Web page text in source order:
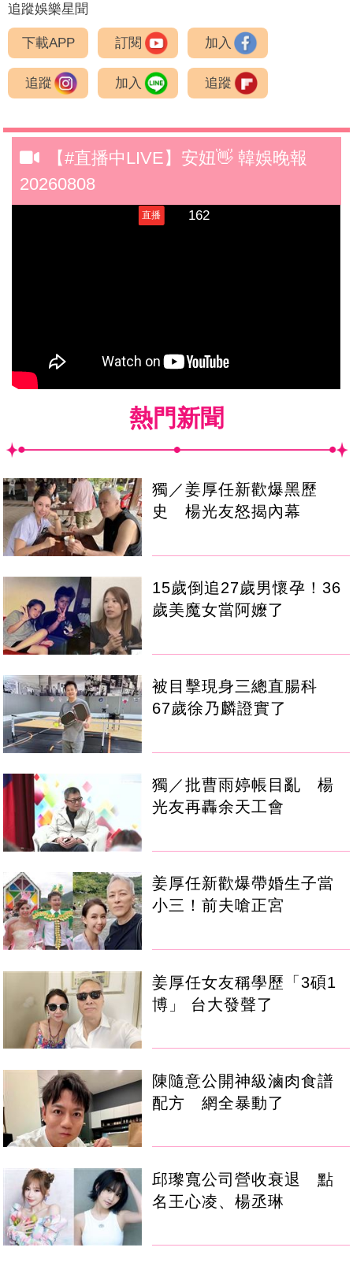
追蹤娛樂星聞
下載APP 訂閱 加入
追蹤 加入 追蹤
【#直播中LIVE】安妞👋 韓娛晚報
20260808
熱門新聞
獨／姜厚任新歡爆黑歷
史 楊光友怒揭內幕
15歲倒追27歲男懷孕！36
歲美魔女當阿嬤了
被目擊現身三總直腸科
67歲徐乃麟證實了
獨／批曹雨婷帳目亂 楊
光友再轟余天工會
姜厚任新歡爆帶婚生子當
小三！前夫嗆正宮
姜厚任女友稱學歷「3碩1
博」 台大發聲了
陳隨意公開神級滷肉食譜
配方 網全暴動了
邱瓈寬公司營收衰退 點
名王心凌、楊丞琳